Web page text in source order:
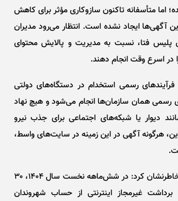
اما متأسفانه تاکنون سازوکاری مؤثر برای کاهش
آگهی‌ها ایجاد نشده است. انتظار می‌رود مدیران
پلیس فتا، نسبت به مدیریت و پالایش محتوای
در اسرع وقت انجام دهند.
رسمی استخدام در دستگاه‌های دولتی
رسمی همان سازمان‌ها انجام می‌شود و هیچ نهاد
دیوار یا شبکه‌های اجتماعی برای جذب نیرو
هرگونه آگهی در این زمینه در سایت‌های واسط،
سردار مجید همچنین خاطرنشان کرد: در شش‌ماهه نخست سال ۱۴۰۴، ۳۰
غیرمجاز اینترنتی از حساب شهروندان